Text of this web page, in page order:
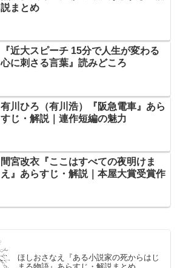
説まとめ
『近大スピーチ 15分で人生が変わる
心に刺さる言葉』読みどころ
有川ひろ（有川浩）『阪急電車』あら
すじ・解説｜連作短編の魅力
間宮改衣『ここはすべての夜明けま
え』あらすじ・解説｜本屋大賞受賞作
ほしおさなえ『ある小説家の死からはじ